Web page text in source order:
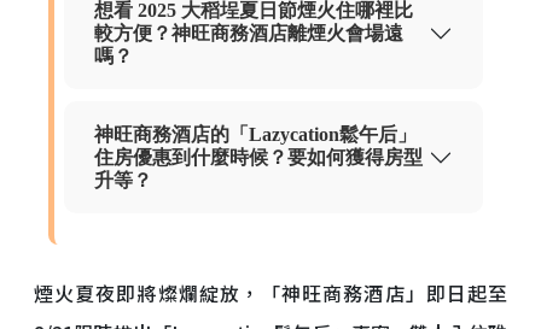
想看 2025 大稻埕夏日節煙火住哪裡比
較方便？神旺商務酒店離煙火會場遠
嗎？
神旺商務酒店的「Lazycation鬆午后」
住房優惠到什麼時候？要如何獲得房型
升等？
煙火夏夜即將燦爛綻放，「神旺商務酒店」即日起至